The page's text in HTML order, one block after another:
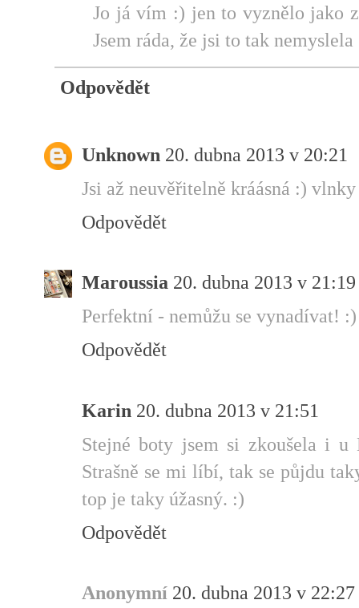
Jo já vím :) jen to vyznělo jako
Jsem ráda, že jsi to tak
Odpovědět
Unknown 20. dubna 2013 v 20:21
Jsi až neuvěřitelně kráásná :)
Odpovědět
Maroussia 20. dubna 2013 v 21:19
Perfektní - nemůžu se vynadívat!
Odpovědět
Karin 20. dubna 2013 v 21:51
Stejné boty jsem si zkoušela i u
Strašně se mi líbí, tak se půjdu
top je taky úžasný. :)
Odpovědět
Anonymní 20. dubna 2013 v 22:27